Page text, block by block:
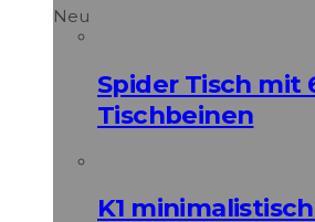
Neu
Spider Tisch mit
Tischbeinen
K1